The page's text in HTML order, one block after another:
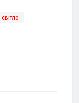
світло